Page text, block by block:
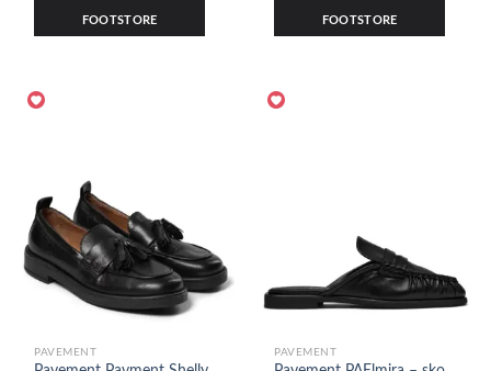
FOOTSTORE FOOTSTORE
PAVEMENT PAVEMENT